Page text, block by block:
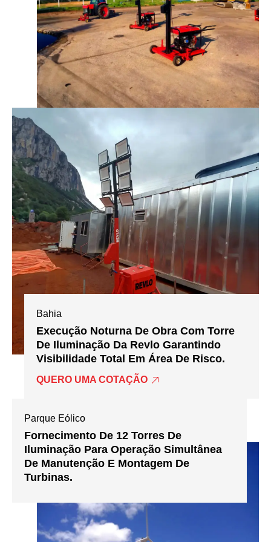
Bahia
Execução Noturna De Obra Com Torre
De Iluminação Da Revlo Garantindo
Visibilidade Total Em Área De Risco.
QUERO UMA COTAÇÃO
Parque Eólico
Fornecimento De 12 Torres De
Iluminação Para Operação Simultânea
De Manutenção E Montagem De
Turbinas.